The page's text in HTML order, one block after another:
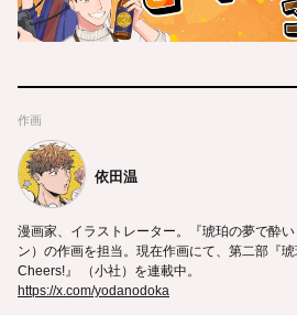
作画
依田温
漫画家、イラストレーター。『琥珀の夢で酔
ン）の作画を担当。現在作画にて、第二部『
Cheers!』 （小社）を連載中。
https://x.com/yodanodoka